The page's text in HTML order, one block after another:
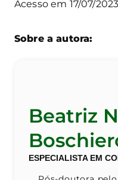
Acesso em 17/07/
Sobre a autora:
Beatriz
ESPECIALISTA EM